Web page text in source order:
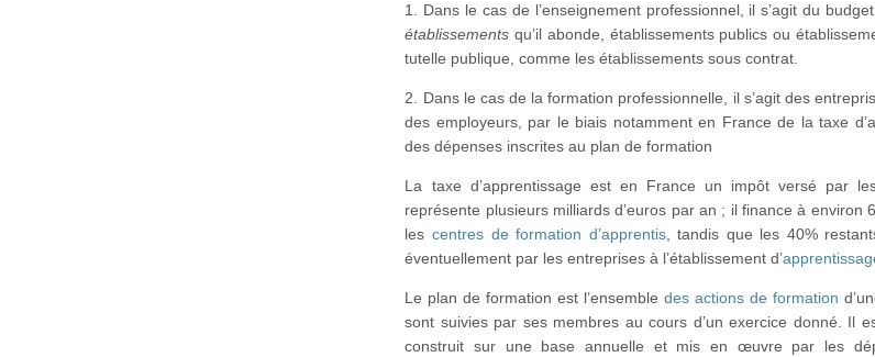
1. Dans le cas de l’enseignement professionnel, il s’agit du
établissementsqu’il abonde, établissements publics ou
tutelle publique, comme les établissements sous contrat.
2. Dans le cas de la formation professionnelle, il s’agit des
des employeurs, par le biais notamment en France de la taxe
des dépenses inscrites au plan de formation
La taxe d’apprentissage est en France un impôt versé par
représente plusieurs milliards d’euros par an ; il finance à environ
lescentres de formation d’apprentis, tandis que les 40%
éventuellement par les entreprises à l’établissement d’
Le plan de formation est l’ensembledes actions de formation
sont suivies par ses membres au cours d’un exercice donné. Il
construit sur une base annuelle et mis en œuvre par les